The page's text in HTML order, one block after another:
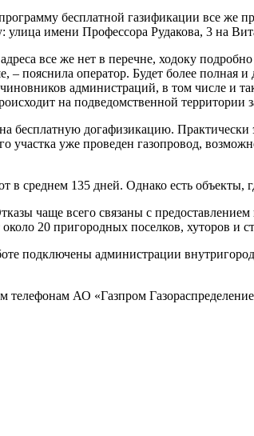
бесплатной газификации все же
имени Профессора Рудакова, 3 на
все же нет в перечне, ходоку
пояснила оператор. Будет более полная
чиновников администраций, в том числе
на подведомственной территории
догафизикацию. Практически
уже проведен газопровод,
среднем 135 дней. Однако есть объекты,
чаще всего связаны с
20 пригородных поселков, хуторов и
подключены администрации
АО «Газпром